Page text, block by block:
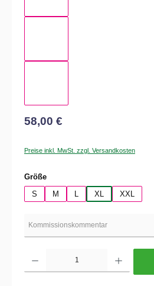
58,00 €
Preise inkl. MwSt. zzgl. Versandkosten
Größeauswählen
S
M XL XXL